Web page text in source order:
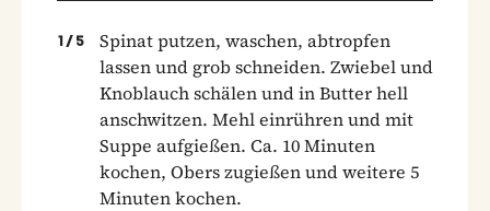
1 / 5
Spinat putzen, waschen, abtropfen
lassen und grob schneiden. Zwiebel und
Knoblauch schälen und in Butter hell
anschwitzen. Mehl einrühren und mit
Suppe aufgießen. Ca. 10 Minuten
kochen, Obers zugießen und weitere 5
Minuten kochen.